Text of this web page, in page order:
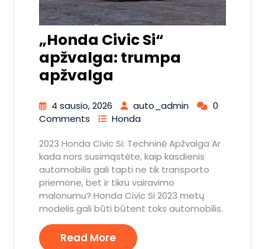
„Honda Civic Si“
apžvalga: trumpa
apžvalga
4 sausio, 2026 auto_admin
0
Comments
Honda
2023 Honda Civic Si: Techninė Apžvalga Ar
kada nors susimąstėte, kaip kasdienis
automobilis gali tapti ne tik transporto
priemone, bet ir tikru vairavimo
malonumu? Honda Civic Si 2023 metų
modelis gali būti būtent toks automobilis.
Read More